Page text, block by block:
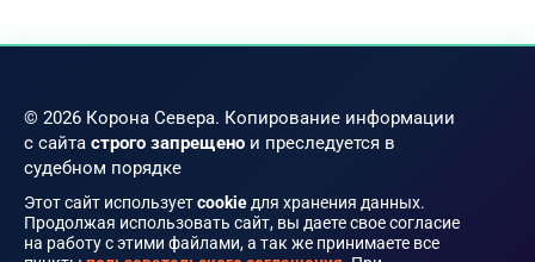
© 2026 Корона Севера. Копирование информации
с сайта строго запрещено и преследуется в
судебном порядке
Этот сайт используетcookieдля хранения данных.
Продолжая использовать сайт, вы даете свое согласие
на работу с этими файлами, а так же принимаете все